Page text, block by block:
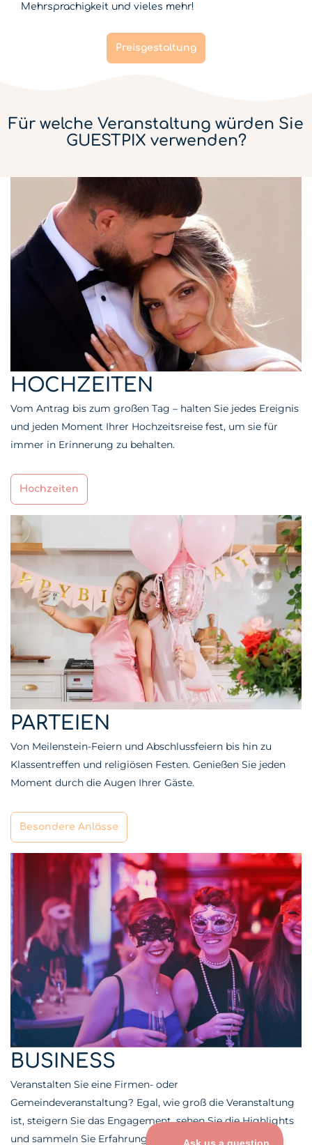
Mehrsprachigkeit und vieles mehr!
Preisgestaltung
Für welche Veranstaltung würden Sie
GUESTPIX verwenden?
HOCHZEITEN
Vom Antrag bis zum großen Tag – halten Sie jedes Ereignis
und jeden Moment Ihrer Hochzeitsreise fest, um sie für
immer in Erinnerung zu behalten.
Hochzeiten
PARTEIEN
Von Meilenstein-Feiern und Abschlussfeiern bis hin zu
Klassentreffen und religiösen Festen. Genießen Sie jeden
Moment durch die Augen Ihrer Gäste.
Besondere Anlässe
BUSINESS
Veranstalten Sie eine Firmen- oder
Gemeindeveranstaltung? Egal, wie groß die Veranstaltung
ist, steigern Sie das Engagement, sehen Sie die Highlights
und sammeln Sie Erfahrungsberichte.